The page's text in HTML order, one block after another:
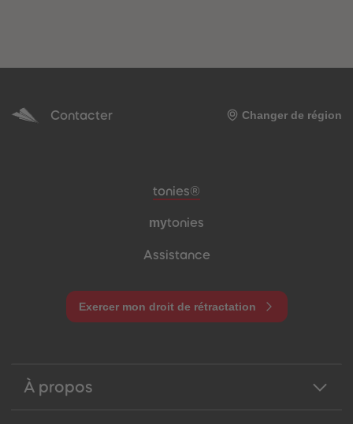
Contacter Changer de région
Pied de page de méta-navigation
tonies®
mytonies
Assistance
Exercer mon droit de rétractation
À propos